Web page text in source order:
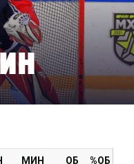
МИН ОБ %ОБ